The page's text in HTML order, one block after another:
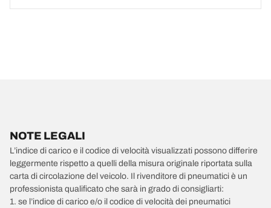
NOTE LEGALI
L’indice di carico e il codice di velocità visualizzati possono differire
leggermente rispetto a quelli della misura originale riportata sulla
carta di circolazione del veicolo. Il rivenditore di pneumatici è un
professionista qualificato che sarà in grado di consigliarti:
1. se l’indice di carico e/o il codice di velocità dei pneumatici